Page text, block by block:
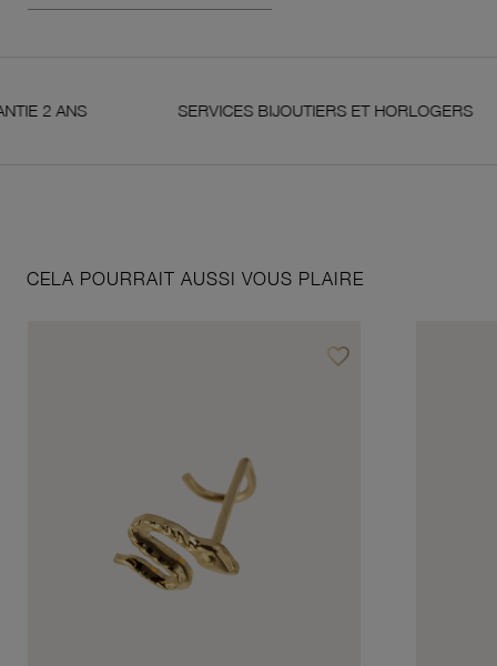
SERVICES BIJOUTIERS ET HORLOGERS
CELA POURRAIT AUSSI VOUS PLAIRE
favorite_borderAjouter à vos favoris